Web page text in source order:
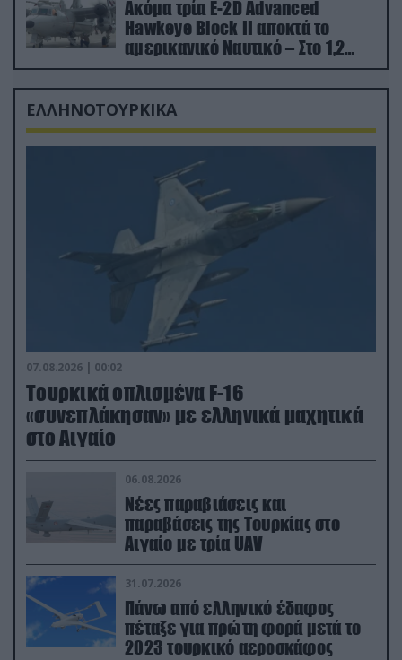
Ακόμα τρία E-2D Advanced
Hawkeye Block II αποκτά το
αμερικανικό Ναυτικό – Στο 1,2
δισ.δολάρια το κόστος
ΕΛΛΗΝΟΤΟΥΡΚΙΚΑ
07.08.2026 | 00:02
Τουρκικά οπλισμένα F-16
«συνεπλάκησαν» με ελληνικά μαχητικά
στο Αιγαίο
06.08.2026
Νέες παραβιάσεις και
παραβάσεις της Τουρκίας στο
Αιγαίο με τρία UAV
31.07.2026
Πάνω από ελληνικό έδαφος
πέταξε για πρώτη φορά μετά το
2023 τουρκικό αεροσκάφος